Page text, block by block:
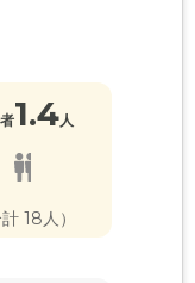
1.4人
計 18人）